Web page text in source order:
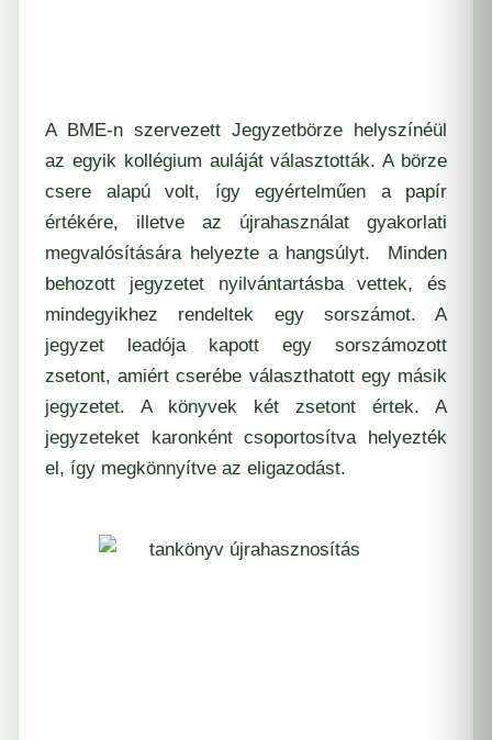
A BME-n szervezett Jegyzetbörze helyszínéül
az egyik kollégium auláját választották. A börze
csere alapú volt, így egyértelműen a papír
értékére, illetve az újrahasználat gyakorlati
megvalósítására helyezte a hangsúlyt. Minden
behozott jegyzetet nyilvántartásba vettek, és
mindegyikhez rendeltek egy sorszámot. A
jegyzet leadója kapott egy sorszámozott
zsetont, amiért cserébe választhatott egy másik
jegyzetet. A könyvek két zsetont értek. A
jegyzeteket karonként csoportosítva helyezték
el, így megkönnyítve az eligazodást.